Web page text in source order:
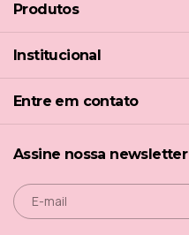
Produtos
Institucional
Entre em contato
Assine nossa newsletter